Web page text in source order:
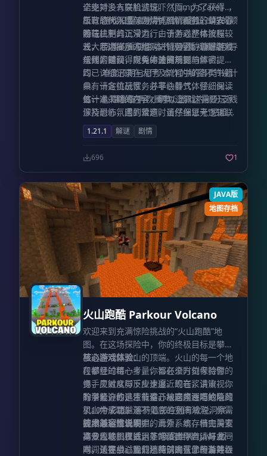
诺绝对没有突脸式惊吓（Jump Scare），
所有恐怖氛围仅为烘托剧情服务，请安心
游玩。
全支持多人联机游玩。然而，为了获得最
极致的代入感与剧情体验，孤独的单人冒
险往往更具沉浸力。由于游戏整体流程较
长，若选择多人组队，请务必协调好各位
伙伴的时间，以免中途离场影响体验。
二、 游戏设置准则 为了确保游玩过程的顺
畅与机制的正常运行，请务必严格按照游
戏大厅内展示的规则进行设置。尊重游戏
规则，是获得完美体验的前提。
三、 阅读的重要性 本作极为重视剧情引导
与线索铺设，所有的关键规则与解密提示
均已详细记录在大厅及流程中的各类书籍
中。请各位玩家务必平心静气，仔细阅读
每一本书籍的内容，切勿遗漏。
四、 难度预期与思考 本作的解密环节设计
具有一定挑战性，并非快餐式体验。保守
估计通关时间在 4 小时以上，这需要玩家
保持耐心，遇到难题时请仔细思考逻辑联
系，享受解开谜题的成就感。
五、 心理准备 再次重申，游戏内部分支线
涉及恐怖氛围的营造，虽然保证无“贴脸
杀”，但仍建议胆小的玩家在进行支线任务
时酌情考虑，量力而行。
1.21.1 解谜 剧情
696 1
JAVA版
地图存档
火山跑酷 Parkour Volcano
欢迎来到充满惊险挑战的“火山跑酷”地
图。在这场探险中，你的终极目标是攀登
至这座活跃火山的顶端。火山的每一个地
段都经过精心考量，旨在全方位考验你的
身手灵敏度与反应速度。现在，请审视你
的潜能，你是否有信心从这座深陷绝境的
火山中成功生还？
核心游戏体验：
在攀登的每一步，你都必须时刻保持警
惕，应对从脚下步步逼近的岩浆洪流，唯
有争分夺秒，才能避开被岩浆吞噬的危
机。为了跨越深不见底的宽阔鸿沟，你需
要灵活运用场景中的滑索系统，借由滑索
高效位移，直抵远处的落脚平台。与此同
时，还要小心避开那些试图在此覆盖并吞
除了紧迫的逃生节奏，地图内还巧妙隐藏
了10个彩蛋，等待着那些拥有敏锐洞察力
的细心玩家去发掘。此外，本存档完美支
持多人联机模式，非常适合你邀请好友一
同闯关挑战。我们还特别内置了一套等级
技术兼容性说明：
本专题地图仅适用于“我的世界” Java 版
本。请在尝试加载地图前确认你的游戏客